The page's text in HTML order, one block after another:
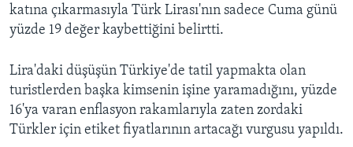
katına çıkarmasıyla Türk Lirası'nın sadece Cuma günü
yüzde 19 değer kaybettiğini belirtti.
Lira'daki düşüşün Türkiye'de tatil yapmakta olan
turistlerden başka kimsenin işine yaramadığını, yüzde
16'ya varan enflasyon rakamlarıyla zaten zordaki
Türkler için etiket fiyatlarının artacağı vurgusu yapıldı.